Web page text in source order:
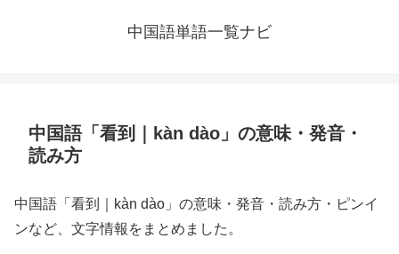
中国語単語一覧ナビ
中国語「看到｜kàn dào」の意味・発音・
読み方
中国語「看到｜kàn dào」の意味・発音・読み方・ピンイ
ンなど、文字情報をまとめました。